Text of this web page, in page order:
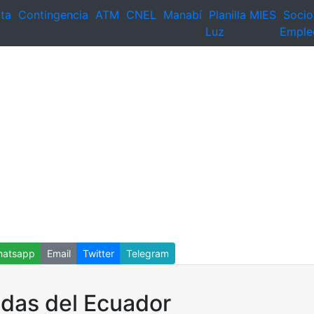
Contingencia ATM CNEL Manabí Planilla
Luz
MIES Socio
Email Twitter Telegram
del Ecuador